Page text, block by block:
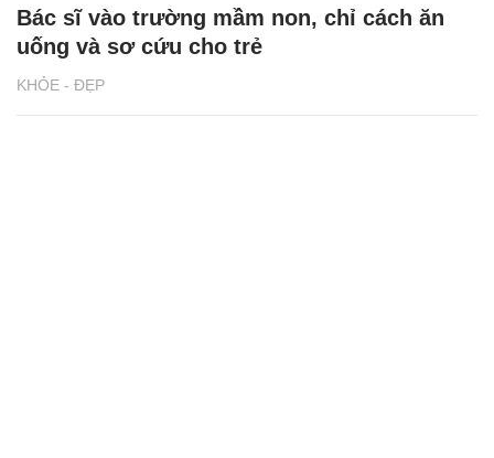
KHỎE - ĐẸP
Bác sĩ vào trường mầm non, chỉ cách ăn
uống và sơ cứu cho trẻ